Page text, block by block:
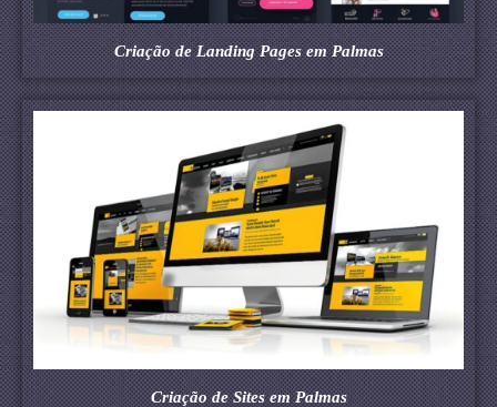
Criação de Landing Pages em Palmas
Criação de Sites em Palmas